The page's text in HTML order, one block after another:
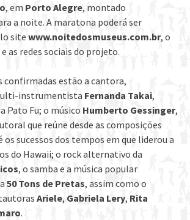
, em Porto Alegre, montado
a noite. A maratona poderá ser
site www.noitedosmuseus.com.br, o
as redes sociais do projeto.
confirmadas estão a cantora,
instrumentista Fernanda Takai,
Pato Fu; o músico Humberto Gessinger,
que reúne desde as composições
sucessos dos tempos em que liderou a
do Hawaii; o rock alternativo da
, o samba e a música popular
50 Tons de Pretas, assim como o
Ariele, Gabriela Lery, Rita
.